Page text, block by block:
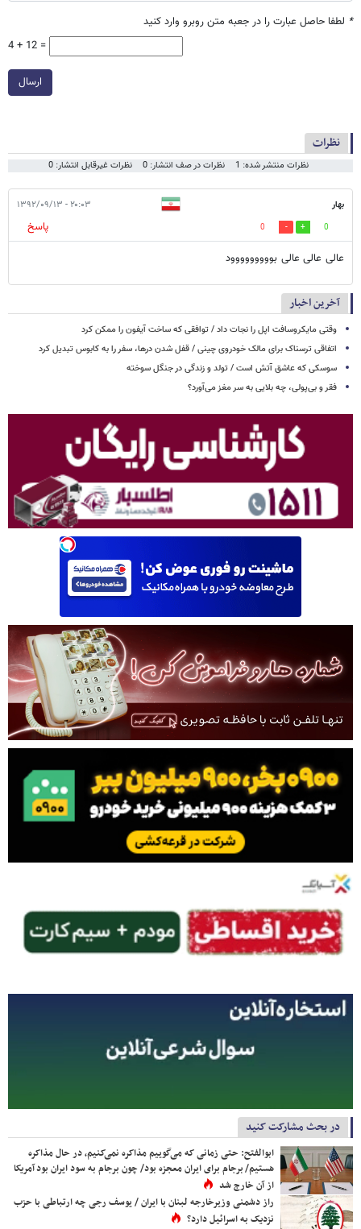
* لطفا حاصل عبارت را در جعبه متن روبرو وارد کنید
4 + 12 =
ارسال
نظرات
نظرات منتشر شده: 1 نظرات در صف انتشار: 0 نظرات غیرقابل انتشار: 0
بهار ۲۰:۰۳ - ۱۳۹۲/۰۹/۱۳
0
0
پاسخ
عالی عالی عالی بووووووووود
آخرین اخبار
وقتی مایکروسافت اپل را نجات داد / توافقی که ساخت آیفون را ممکن کرد
اتفاقی ترسناک برای مالک خودروی چینی / قفل شدن درها، سفر را به کابوس تبدیل کرد
سوسکی که عاشق آتش است / تولد و زندگی در جنگل سوخته
فقر و بی‌پولی، چه بلایی به سر مغز می‌آورد؟
در بحث مشارکت کنید
ابوالفتح: حتی زمانی که می‌گوییم مذاکره نمی‌کنیم، در حال مذاکره
هستیم/ برجام برای ایران معجزه بود/ چون برجام به سود ایران بود آمریکا
از آن خارج شد
راز دشمنی وزیرخارجه لبنان با ایران / یوسف رجی چه ارتباطی با حزب
نزدیک به اسرائیل دارد؟